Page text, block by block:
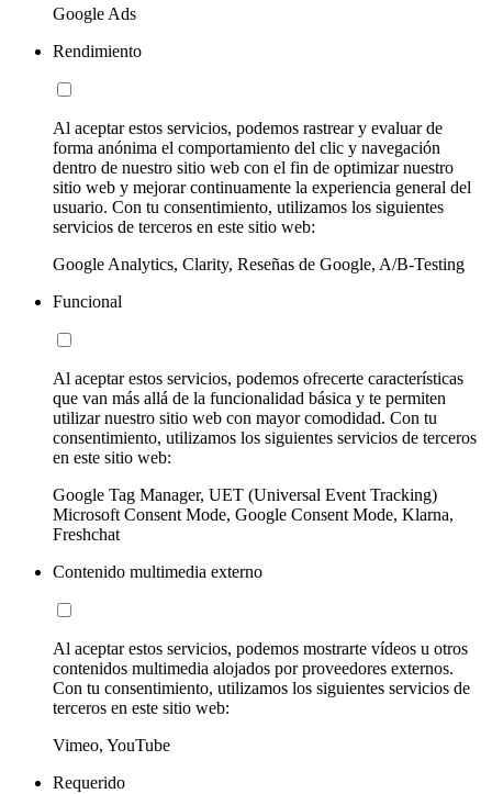
Google Ads
Rendimiento
Al aceptar estos servicios, podemos rastrear y evaluar de
forma anónima el comportamiento del clic y navegación
dentro de nuestro sitio web con el fin de optimizar nuestro
sitio web y mejorar continuamente la experiencia general del
usuario. Con tu consentimiento, utilizamos los siguientes
servicios de terceros en este sitio web:
Google Analytics, Clarity, Reseñas de Google, A/B-Testing
Funcional
Al aceptar estos servicios, podemos ofrecerte características
que van más allá de la funcionalidad básica y te permiten
utilizar nuestro sitio web con mayor comodidad. Con tu
consentimiento, utilizamos los siguientes servicios de terceros
en este sitio web:
Google Tag Manager, UET (Universal Event Tracking)
Microsoft Consent Mode, Google Consent Mode, Klarna,
Freshchat
Contenido multimedia externo
Al aceptar estos servicios, podemos mostrarte vídeos u otros
contenidos multimedia alojados por proveedores externos.
Con tu consentimiento, utilizamos los siguientes servicios de
terceros en este sitio web:
Vimeo, YouTube
Requerido